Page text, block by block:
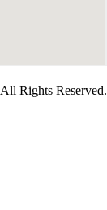
Rights Reserved.